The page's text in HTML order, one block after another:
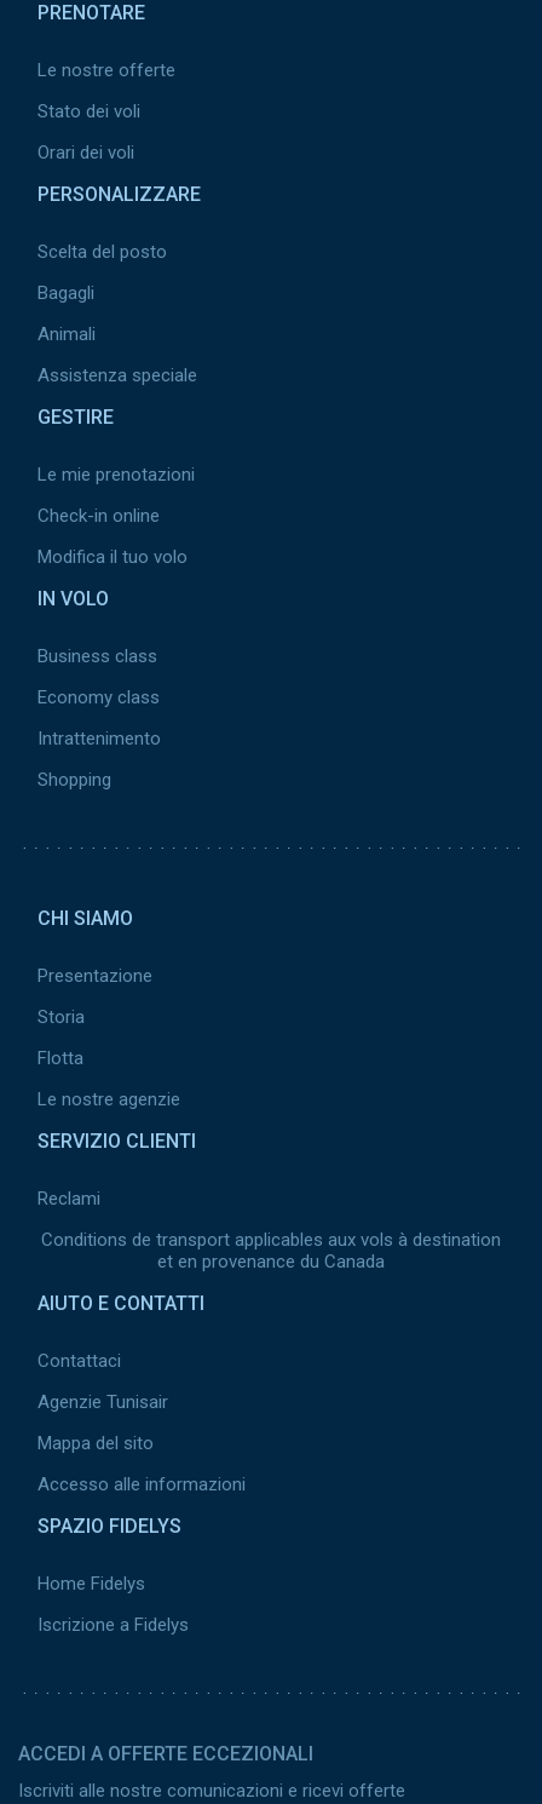
PRENOTARE
Le nostre offerte
Stato dei voli
Orari dei voli
PERSONALIZZARE
Scelta del posto
Bagagli
Animali
Assistenza speciale
GESTIRE
Le mie prenotazioni
Check-in online
Modifica il tuo volo
IN VOLO
Business class
Economy class
Intrattenimento
Shopping
CHI SIAMO
Presentazione
Storia
Flotta
Le nostre agenzie
SERVIZIO CLIENTI
Reclami
Conditions de transport applicables aux vols à destination
et en provenance du Canada
AIUTO E CONTATTI
Contattaci
Agenzie Tunisair
Mappa del sito
Accesso alle informazioni
SPAZIO FIDELYS
Home Fidelys
Iscrizione a Fidelys
ACCEDI A OFFERTE ECCEZIONALI
Iscriviti alle nostre comunicazioni e ricevi offerte